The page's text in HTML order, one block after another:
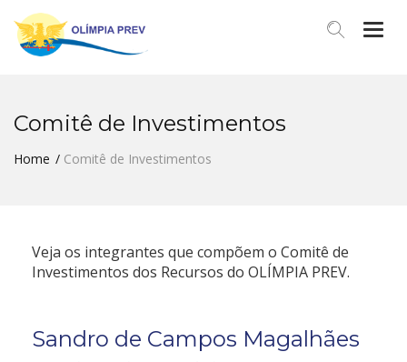
Comitê de Investimentos
Home Comitê de Investimentos
Veja os integrantes que compõem o Comitê de
Investimentos dos Recursos do OLÍMPIA PREV.
Sandro de Campos Magalhães